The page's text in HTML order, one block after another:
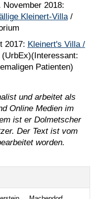
November 2018:
Kleinert-Villa/
2017: Kleinert's Villa /
Patienten)
und arbeitet als
Online Medien im
ist er Dolmetscher
Der Text ist vom
worden.